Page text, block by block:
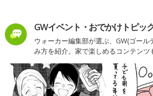
GWイベント・おでかけトピッ
ウォーカー編集部が選ぶ、GW(ゴール
み方を紹介。家で楽しめるコンテンツ